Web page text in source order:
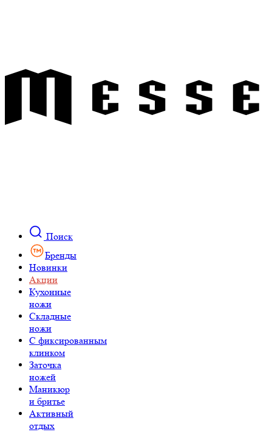
Поиск
Бренды
Новинки
Акции
Кухонные
ножи
Складные
ножи
C фиксированным
клинком
Заточка
ножей
Маникюр
и бритье
Активный
отдых